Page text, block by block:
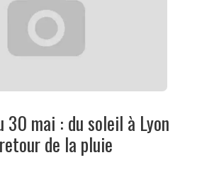
30 mai : du soleil à Lyon
de la pluie